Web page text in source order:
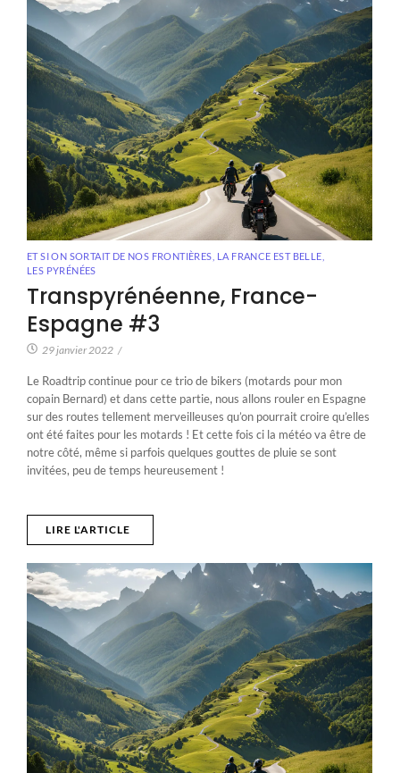
ET SI ON SORTAIT DE NOS FRONTIÈRES LA FRANCE EST BELLE
LES PYRÉNÉES
Transpyrénéenne, France-
Espagne #3
29 janvier 2022 /
Le Roadtrip continue pour ce trio de bikers (motards pour mon
copain Bernard) et dans cette partie, nous allons rouler en Espagne
sur des routes tellement merveilleuses qu’on pourrait croire qu’elles
ont été faites pour les motards ! Et cette fois ci la météo va être de
notre côté, même si parfois quelques gouttes de pluie se sont
invitées, peu de temps heureusement !
LIRE L'ARTICLE